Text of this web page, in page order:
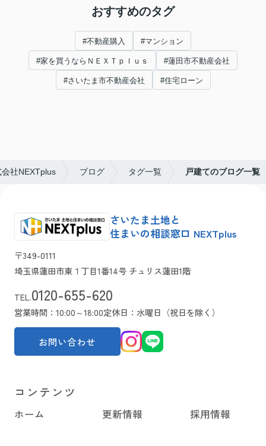
おすすめのタグ
#不動産購入 #マンション
#家を買うならＮＥＸＴｐｌｕｓ #蓮田市不動産会社
#さいたま市不動産会社 #住宅ローン
社NEXTplus ブログ タグ一覧 戸建てのブログ一覧
さいたま土地と
住まいの相談窓口 NEXTplus
〒349-0111
埼玉県蓮田市東１丁目1番14号 チュリス蓮田1階
TEL.0120-655-620
営業時間：10:00～18:00定休日：水曜日（祝日を除く）
お問い合わせ
コンテンツ
ホーム 更新情報 採用情報